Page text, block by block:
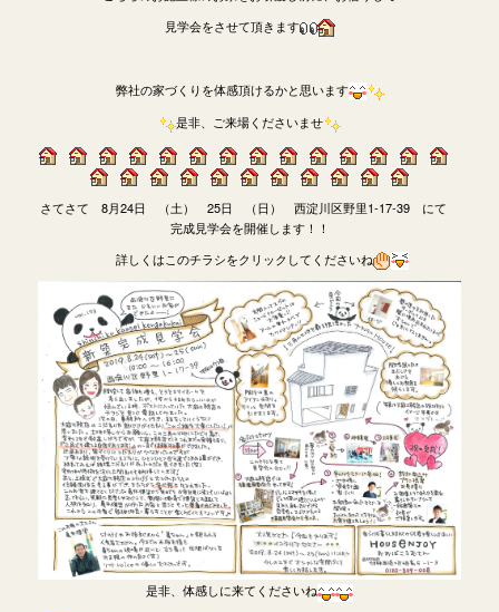
見学会をさせて頂きます
弊社の家づくりを体感頂けるかと思います
是非、ご来場くださいませ
さてさて 8月24日 （土） 25日 （日） 西淀川区野里1-17-39 にて
完成見学会を開催します！！
詳しくはこのチラシをクリックしてくださいね
是非、体感しに来てくださいね